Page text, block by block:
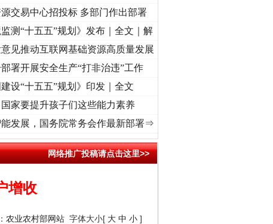
心使命 奋进复兴征程丨“转折之城”激荡..·[视频]
交易中心招投标 多部门作出部署
监测“十五五”规划》发布｜全文｜解
见推动互联网基础资源高质量发展
署开展安全生产“打非治违”工作
建设“十五五”规划》印发｜全文
家要提升孩子们这些能力素养
发展，国务院常务会作最新部署⇒
网络推广投稿请点击这里>>
增收
农业农村部网站 字体大小[ 大 中 小 ]